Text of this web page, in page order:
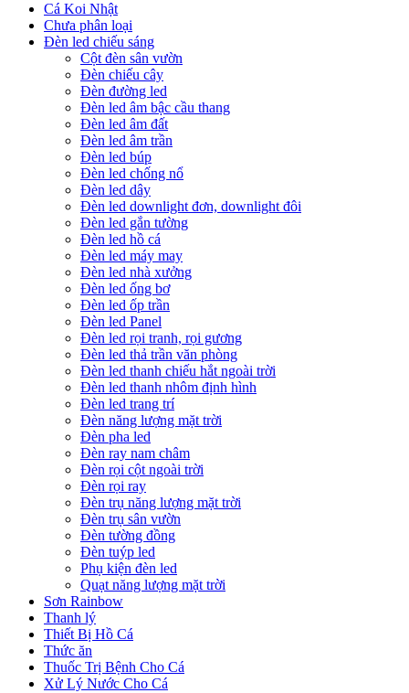
Cá Koi Nhật
Chưa phân loại
Đèn led chiếu sáng
Cột đèn sân vườn
Đèn chiếu cây
Đèn đường led
Đèn led âm bậc cầu thang
Đèn led âm đất
Đèn led âm trần
Đèn led búp
Đèn led chống nổ
Đèn led dây
Đèn led downlight đơn, downlight đôi
Đèn led gắn tường
Đèn led hồ cá
Đèn led máy may
Đèn led nhà xưởng
Đèn led ống bơ
Đèn led ốp trần
Đèn led Panel
Đèn led rọi tranh, rọi gương
Đèn led thả trần văn phòng
Đèn led thanh chiếu hắt ngoài trời
Đèn led thanh nhôm định hình
Đèn led trang trí
Đèn năng lượng mặt trời
Đèn pha led
Đèn ray nam châm
Đèn rọi cột ngoài trời
Đèn rọi ray
Đèn trụ năng lượng mặt trời
Đèn trụ sân vườn
Đèn tường đồng
Đèn tuýp led
Phụ kiện đèn led
Quạt năng lượng mặt trời
Sơn Rainbow
Thanh lý
Thiết Bị Hồ Cá
Thức ăn
Thuốc Trị Bệnh Cho Cá
Xử Lý Nước Cho Cá